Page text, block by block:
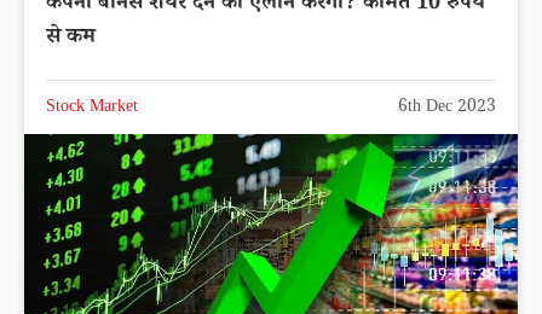
से कम
Stock Market 6th Dec 2023